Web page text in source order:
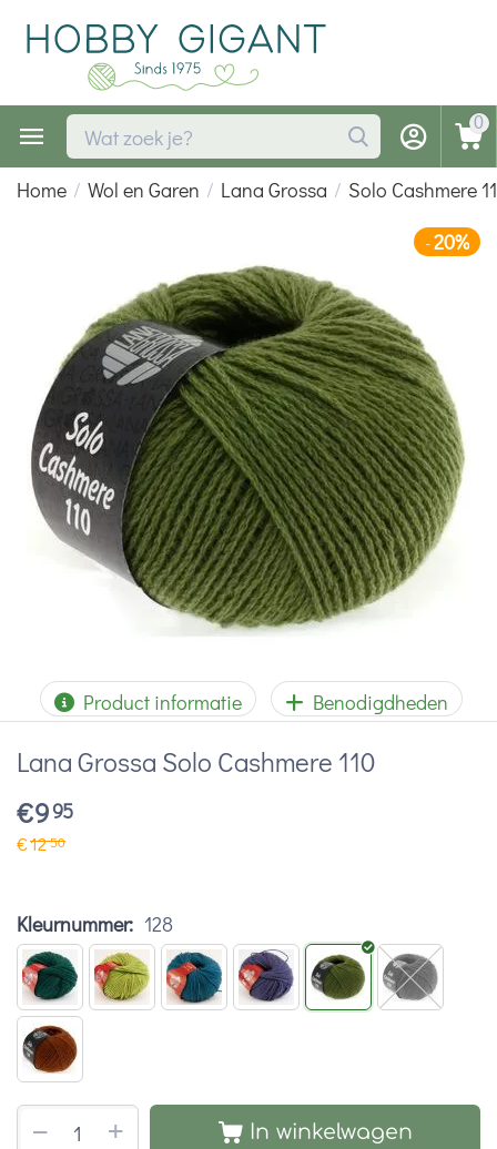
0
Home / Wol en Garen / Lana Grossa / Solo Cashmere
-20%
Product informatie Benodigdheden
Lana Grossa Solo Cashmere 110
€995
€1250
Kleurnummer: 128
+
− In winkelwagen